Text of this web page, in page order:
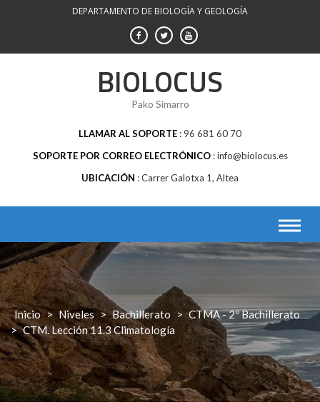
DEPARTAMENTO DE BIOLOGÍA Y GEOLOGÍA
BIOLOCUS
Pako Simarro
LLAMAR AL SOPORTE 96 681 60 70
SOPORTE POR CORREO ELECTRÓNICO info@biolocus.es
UBICACIÓN
Carrer Galotxa 1, Altea
Inicio > Niveles > Bachillerato > CTMA - 2º Bachillerato
> CTM. Lección 11.3 Climatología